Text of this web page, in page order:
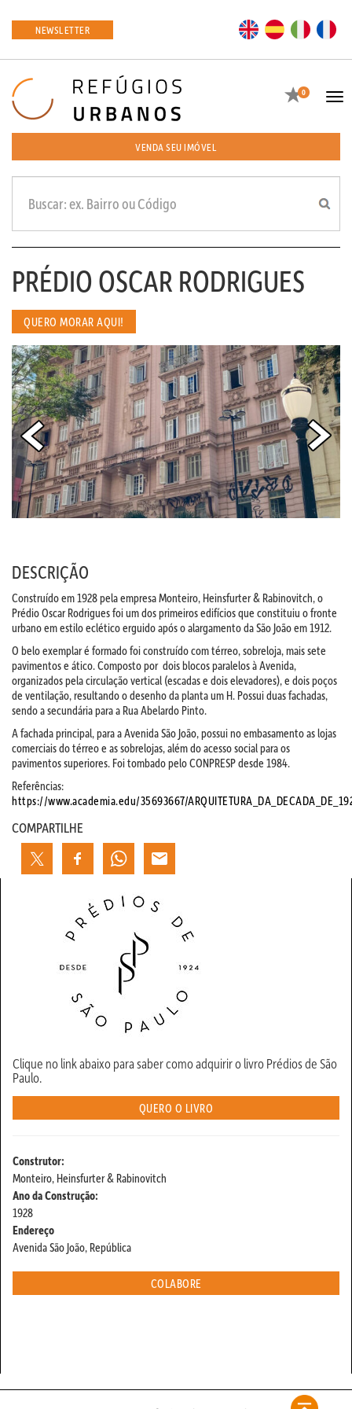
NEWSLETTER EN ES
Favoritos
0
VENDA SEU IMÓVEL
PRÉDIO OSCAR RODRIGUES
QUERO MORAR AQUI!
DESCRIÇÃO
Construído em 1928 pela empresa Monteiro, Heinsfurter & Rabinovitch, o
Prédio Oscar Rodrigues foi um dos primeiros edifícios que constituiu o fronte
urbano em estilo eclético erguido após o alargamento da São João em 1912.
O belo exemplar é formado foi construído com térreo, sobreloja, mais sete
pavimentos e ático. Composto por dois blocos paralelos à Avenida,
organizados pela circulação vertical (escadas e dois elevadores), e dois poços
de ventilação, resultando o desenho da planta um H. Possui duas fachadas,
sendo a secundária para a Rua Abelardo Pinto.
A fachada principal, para a Avenida São João, possui no embasamento as lojas
comerciais do térreo e as sobrelojas, além do acesso social para os
pavimentos superiores. Foi tombado pelo CONPRESP desde 1984.
Referências:
https://www.academia.edu/35693667/
COMPARTILHE
Clique no link abaixo para saber como adquirir o livro Prédios de São
Paulo.
QUERO O LIVRO
Construtor:
Monteiro, Heinsfurter & Rabinovitch
Ano da Construção:
1928
Endereço
Avenida São João, República
COLABORE